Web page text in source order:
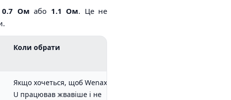
0.7 Ом або 1.1 Ом. Це не
Коли обрати
Якщо хочеться, щоб Wenax
U працював жвавіше і не